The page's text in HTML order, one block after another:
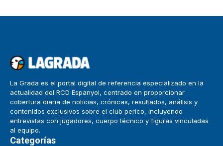
La Grada es el portal digital de referencia especializado en la
actualidad del RCD Espanyol, centrado en proporcionar
cobertura diaria de noticias, crónicas, resultados, análisis y
contenidos exclusivos sobre el club perico, incluyendo
entrevistas con jugadores, cuerpo técnico y figuras vinculadas
al equipo.
Categorías